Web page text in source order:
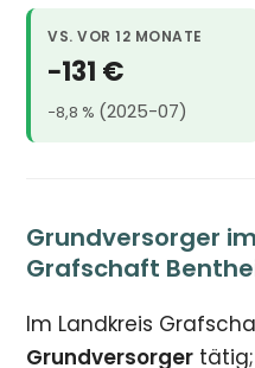
VS. VOR 12 MONATE
−131 €
−8,8 % (2025-07)
Grundversorger
Grafschaft
Im Landkreis
Grundversorger